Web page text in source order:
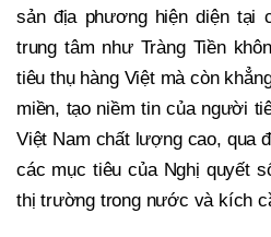
sản địa phương hiện diện tại
trung tâm như Tràng Tiền
tiêu thụ hàng Việt mà còn
miền, tạo niềm tin của người
Việt Nam chất lượng cao, qua
các mục tiêu của Nghị quyết
thị trường trong nước và kích